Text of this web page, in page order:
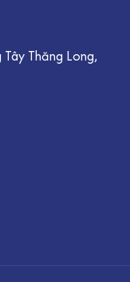
Thăng Long,